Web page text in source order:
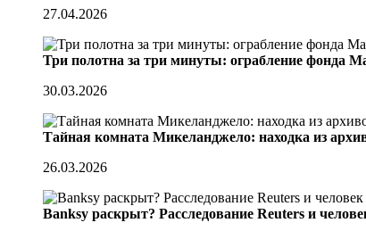
27.04.2026
Три полотна за три минуты: ограбление фонда
30.03.2026
Тайная комната Микеланджело: находка из
26.03.2026
Banksy раскрыт? Расследование Reuters и